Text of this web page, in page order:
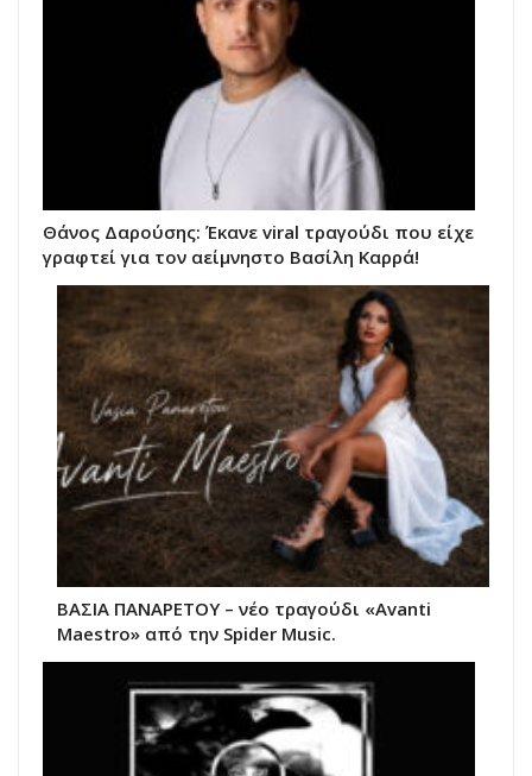
Θάνος Δαρούσης: Έκανε viral τραγούδι που είχε
γραφτεί για τον αείμνηστο Βασίλη Καρρά!
ΒΑΣΙΑ ΠΑΝΑΡΕΤΟΥ – νέο τραγούδι «Avanti
Maestro» από την Spider Music.